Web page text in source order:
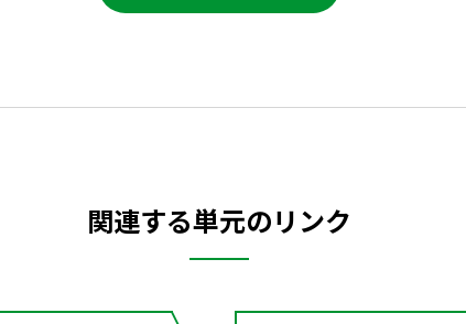
関連する単元のリンク